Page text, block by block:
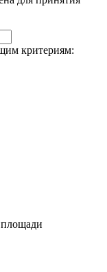
критериям:
площади